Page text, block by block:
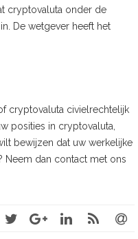
cryptovaluta onder de
De wetgever heeft het
cryptovaluta civielrechtelijk
posities in cryptovaluta,
bewijzen dat uw werkelijke
Neem dan contact met ons